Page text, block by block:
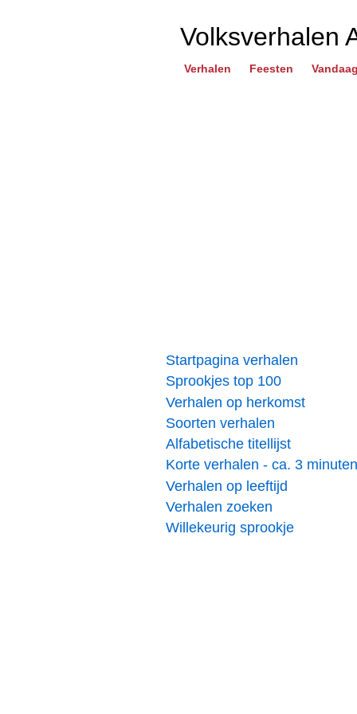
Volksverhalen
Verhalen Feesten
Startpagina verhalen
Sprookjes top 100
Verhalen op herkomst
Soorten verhalen
Alfabetische titellijst
Korte verhalen - ca. 3 minuten
Verhalen op leeftijd
Verhalen zoeken
Willekeurig sprookje